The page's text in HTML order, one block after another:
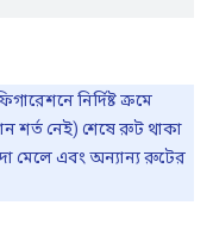
নির্দিষ্ট ক্রমে
শর্ত নেই) শেষে রুট থাকা
মেলে এবং অন্যান্য রুটের